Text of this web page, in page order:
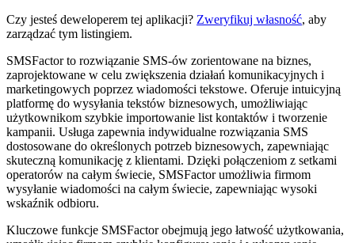
Czy jesteś deweloperem tej aplikacji? Zweryfikuj własność, aby
zarządzać tym listingiem.
SMSFactor to rozwiązanie SMS-ów zorientowane na biznes,
zaprojektowane w celu zwiększenia działań komunikacyjnych i
marketingowych poprzez wiadomości tekstowe. Oferuje intuicyjną
platformę do wysyłania tekstów biznesowych, umożliwiając
użytkownikom szybkie importowanie list kontaktów i tworzenie
kampanii. Usługa zapewnia indywidualne rozwiązania SMS
dostosowane do określonych potrzeb biznesowych, zapewniając
skuteczną komunikację z klientami. Dzięki połączeniom z setkami
operatorów na całym świecie, SMSFactor umożliwia firmom
wysyłanie wiadomości na całym świecie, zapewniając wysoki
wskaźnik odbioru.
Kluczowe funkcje SMSFactor obejmują jego łatwość użytkowania,